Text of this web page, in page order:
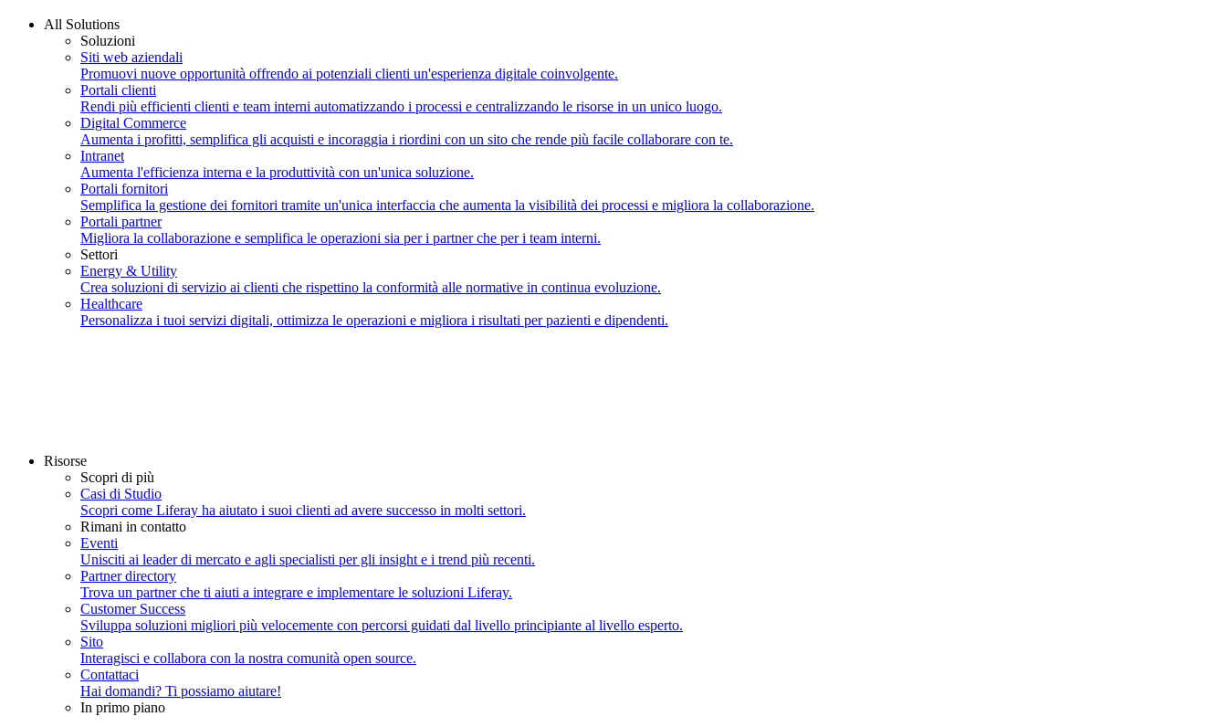
All Solutions
Soluzioni
Siti web aziendali
Promuovi nuove opportunità offrendo ai potenziali clienti un'esperienza digitale coinvolgente.
Portali clienti
Rendi più efficienti clienti e team interni automatizzando i processi e centralizzando le risorse in un unico luogo.
Digital Commerce
Aumenta i profitti, semplifica gli acquisti e incoraggia i riordini con un sito che rende più facile collaborare con te.
Intranet
Aumenta l'efficienza interna e la produttività con un'unica soluzione.
Portali fornitori
Semplifica la gestione dei fornitori tramite un'unica interfaccia che aumenta la visibilità dei processi e migliora la collaborazione.
Portali partner
Migliora la collaborazione e semplifica le operazioni sia per i partner che per i team interni.
Settori
Energy & Utility
Crea soluzioni di servizio ai clienti che rispettino la conformità alle normative in continua evoluzione.
Healthcare
Personalizza i tuoi servizi digitali, ottimizza le operazioni e migliora i risultati per pazienti e dipendenti.
Risorse
Scopri di più
Casi di Studio
Scopri come Liferay ha aiutato i suoi clienti ad avere successo in molti settori.
Rimani in contatto
Eventi
Unisciti ai leader di mercato e agli specialisti per gli insight e i trend più recenti.
Partner directory
Trova un partner che ti aiuti a integrare e implementare le soluzioni Liferay.
Customer Success
Sviluppa soluzioni migliori più velocemente con percorsi guidati dal livello principiante al livello esperto.
Sito
Interagisci e collabora con la nostra comunità open source.
Contattaci
Hai domandi? Ti possiamo aiutare!
In primo piano